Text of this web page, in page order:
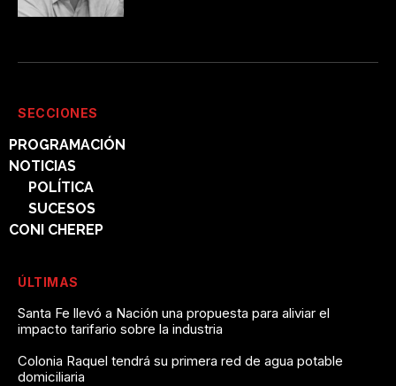
SECCIONES
PROGRAMACIÓN
NOTICIAS
POLÍTICA
SUCESOS
CONI CHEREP
ÚLTIMAS
Santa Fe llevó a Nación una propuesta para aliviar el
impacto tarifario sobre la industria
Colonia Raquel tendrá su primera red de agua potable
domiciliaria